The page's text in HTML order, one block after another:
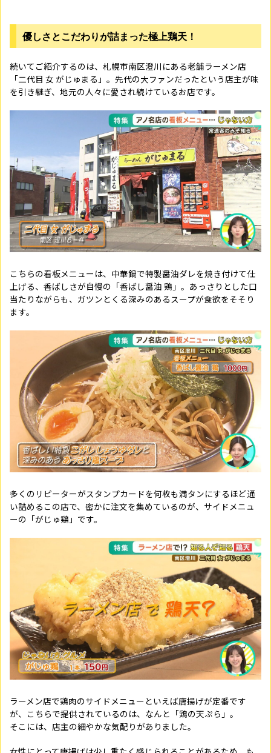
優しさとこだわりが詰まった極上鶏天！
続いてご紹介するのは、札幌市南区澄川にある老舗ラーメン店
「二代目 女 がじゅまる」。先代の大ファンだったという店主が味
を引き継ぎ、地元の人々に愛され続けているお店です。
こちらの看板メニューは、中華鍋で特製醤油ダレを焼き付けて仕
上げる、香ばしさが自慢の「香ばし醤油 鶏」。あっさりとした口
当たりながらも、ガツンとくる深みのあるスープが食欲をそそり
ます。
多くのリピーターがスタンプカードを何枚も満タンにするほど通
い詰めるこの店で、密かに注文を集めているのが、サイドメニュ
ーの「がじゅ鶏」です。
ラーメン店で鶏肉のサイドメニューといえば唐揚げが定番です
が、こちらで提供されているのは、なんと「鶏の天ぷら」。
そこには、店主の細やかな気配りがありました。